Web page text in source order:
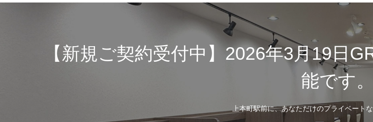
【新規ご契約受付中】2026年3月19日
能です。
上本町駅前に、あなただけのプライベート